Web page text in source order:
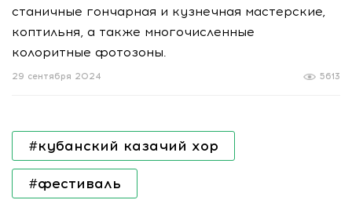
станичные гончарная и кузнечная мастерские,
коптильня, а также многочисленные
колоритные фотозоны.
5613
29 сентября 2024
#кубанский казачий хор
#фестиваль